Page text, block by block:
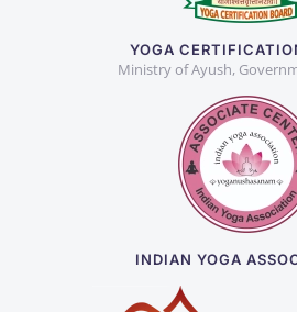
YOGA
Ministry of Ayush,
INDIAN YOGA